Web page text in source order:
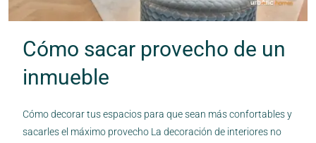
Cómo sacar provecho de un
inmueble
Cómo decorar tus espacios para que sean más confortables y
sacarles el máximo provecho La decoración de interiores no